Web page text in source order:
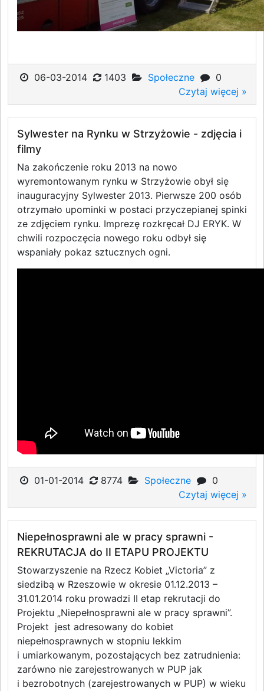
06-03-2014 1403 Społeczne
0
Czytaj więcej »
Sylwester na Rynku w Strzyżowie - zdjęcia i
filmy
Na zakończenie roku 2013 na nowo
wyremontowanym rynku w Strzyżowie obył się
inauguracyjny Sylwester 2013. Pierwsze 200 osób
otrzymało upominki w postaci przyczepianej spinki
ze zdjęciem rynku. Imprezę rozkręcał DJ ERYK. W
chwili rozpoczęcia nowego roku odbył się
wspaniały pokaz sztucznych ogni.
01-01-2014 8774 Społeczne
0
Czytaj więcej »
Niepełnosprawni ale w pracy sprawni -
REKRUTACJA do II ETAPU PROJEKTU
Stowarzyszenie na Rzecz Kobiet „Victoria” z
siedzibą w Rzeszowie w okresie 01.12.2013 –
31.01.2014 roku prowadzi II etap rekrutacji do
Projektu „Niepełnosprawni ale w pracy sprawni”.
Projekt jest adresowany do kobiet
niepełnosprawnych w stopniu lekkim
i umiarkowanym, pozostających bez zatrudnienia:
zarówno nie zarejestrowanych w PUP jak
i bezrobotnych (zarejestrowanych w PUP) w wieku